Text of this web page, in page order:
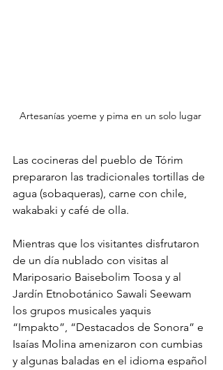
Artesanías yoeme y pima en un solo lugar
Las cocineras del pueblo de Tórim
prepararon las tradicionales tortillas de
agua (sobaqueras), carne con chile,
wakabaki y café de olla.
Mientras que los visitantes disfrutaron
de un día nublado con visitas al
Mariposario Baisebolim Toosa y al
Jardín Etnobotánico Sawali Seewam
los grupos musicales yaquis
“Impakto”, “Destacados de Sonora” e
Isaías Molina amenizaron con cumbias
y algunas baladas en el idioma español